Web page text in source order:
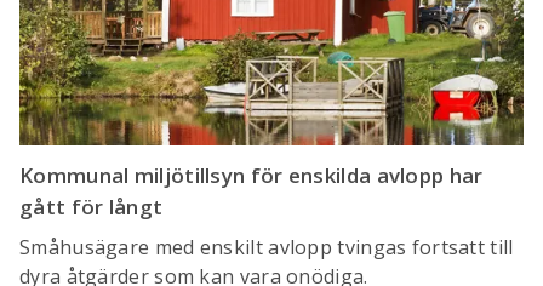
Kommunal miljötillsyn för enskilda avlopp har
gått för långt
Småhusägare med enskilt avlopp tvingas fortsatt till
dyra åtgärder som kan vara onödiga.